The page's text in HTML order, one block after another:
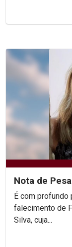
Nota de
É com
falecimento de
Silva, cuja...